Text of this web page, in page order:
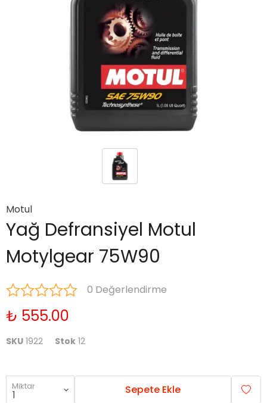
Motul
Yağ Defransiyel Motul
Motylgear 75W90
0 Değerlendirme
₺ 555.00
SKU 1922 Stok 12
Miktar Sepete Ekle